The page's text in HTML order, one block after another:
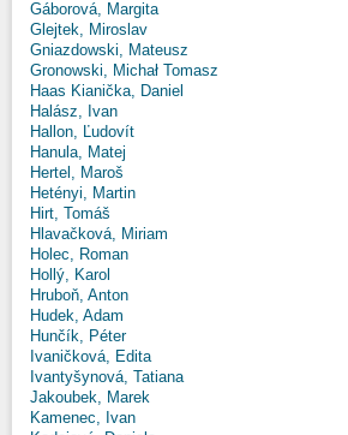
Gáborová, Margita
Glejtek, Miroslav
Gniazdowski, Mateusz
Gronowski, Michał Tomasz
Haas Kianička, Daniel
Halász, Ivan
Hallon, Ľudovít
Hanula, Matej
Hertel, Maroš
Hetényi, Martin
Hirt, Tomáš
Hlavačková, Miriam
Holec, Roman
Hollý, Karol
Hruboň, Anton
Hudek, Adam
Hunčík, Péter
Ivaničková, Edita
Ivantyšynová, Tatiana
Jakoubek, Marek
Kamenec, Ivan